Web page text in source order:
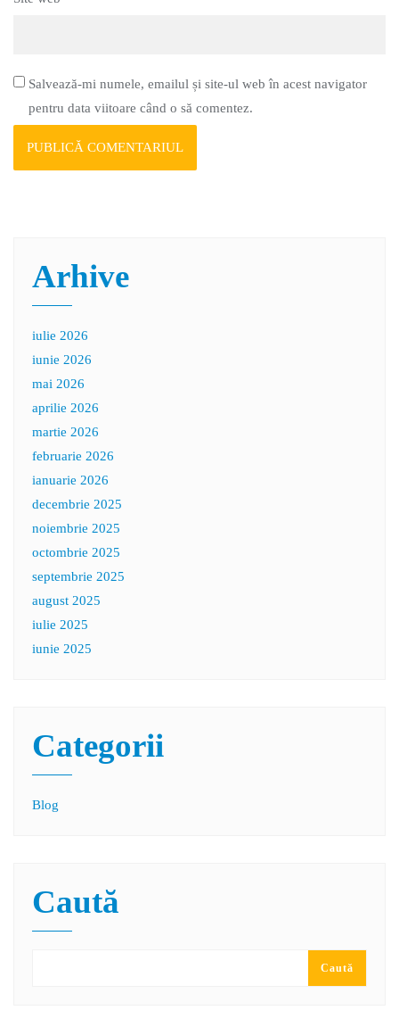
Salvează-mi numele, emailul și site-ul web în acest navigator
pentru data viitoare când o să comentez.
Arhive
iulie 2026
iunie 2026
mai 2026
aprilie 2026
martie 2026
februarie 2026
ianuarie 2026
decembrie 2025
noiembrie 2025
octombrie 2025
septembrie 2025
august 2025
iulie 2025
iunie 2025
Categorii
Blog
Caută
Caută